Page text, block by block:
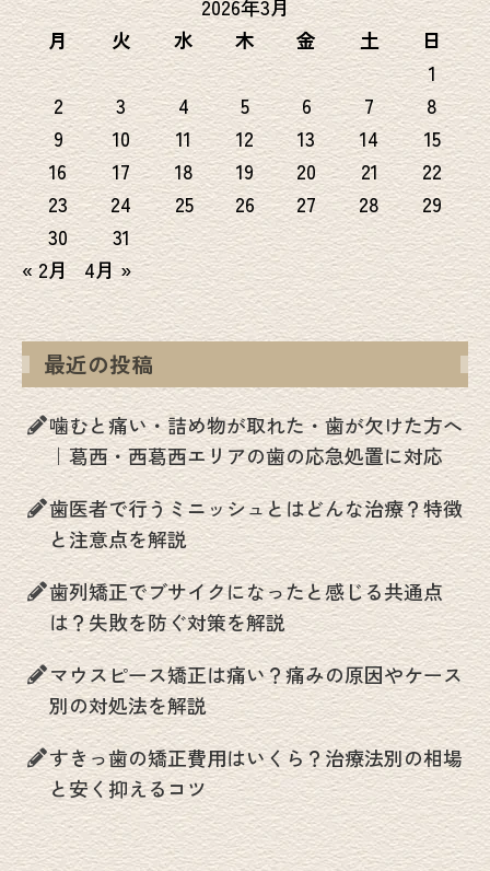
2026年3月
月
火 水 木 金 土
日
1
2
3 4 5 6 7
8
9
10 11 12 13 14
15
16
17 18 19 20 21
22
23
24 25 26 27 28
29
30
31
« 2月
4月 »
最近の投稿
噛むと痛い・詰め物が取れた・歯が欠けた方へ
｜葛西・西葛西エリアの歯の応急処置に対応
歯医者で行うミニッシュとはどんな治療？特徴
と注意点を解説
歯列矯正でブサイクになったと感じる共通点
は？失敗を防ぐ対策を解説
マウスピース矯正は痛い？痛みの原因やケース
別の対処法を解説
すきっ歯の矯正費用はいくら？治療法別の相場
と安く抑えるコツ